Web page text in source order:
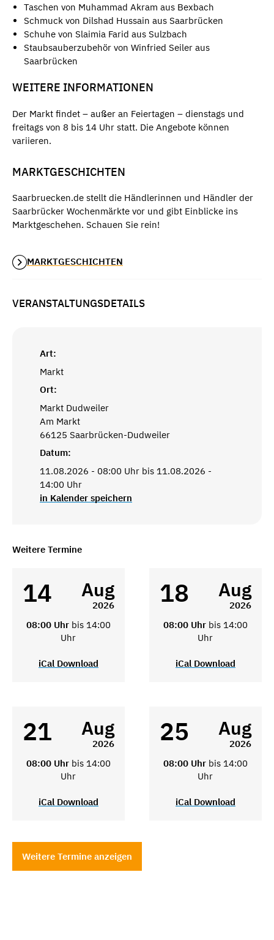
Taschen von Muhammad Akram aus Bexbach
Schmuck von Dilshad Hussain aus Saarbrücken
Schuhe von Slaimia Farid aus Sulzbach
Staubsauberzubehör von Winfried Seiler aus
Saarbrücken
WEITERE INFORMATIONEN
Der Markt findet – außer an Feiertagen – dienstags und
freitags von 8 bis 14 Uhr statt. Die Angebote können
variieren.
MARKTGESCHICHTEN
Saarbruecken.de stellt die Händlerinnen und Händler der
Saarbrücker Wochenmärkte vor und gibt Einblicke ins
Marktgeschehen. Schauen Sie rein!
MARKTGESCHICHTEN
VERANSTALTUNGSDETAILS
Art:
Markt
Ort:
Markt Dudweiler
Am Markt
66125 Saarbrücken-Dudweiler
Datum:
11.08.2026 - 08:00 Uhr bis 11.08.2026 -
14:00 Uhr
in Kalender speichern
Weitere Termine
14 Aug
2026
08:00 Uhr bis 14:00
Uhr
iCal Download
18 Aug
2026
08:00 Uhr bis 14:00
Uhr
iCal Download
21 Aug
2026
08:00 Uhr bis 14:00
Uhr
iCal Download
25 Aug
2026
08:00 Uhr bis 14:00
Uhr
iCal Download
Weitere Termine anzeigen